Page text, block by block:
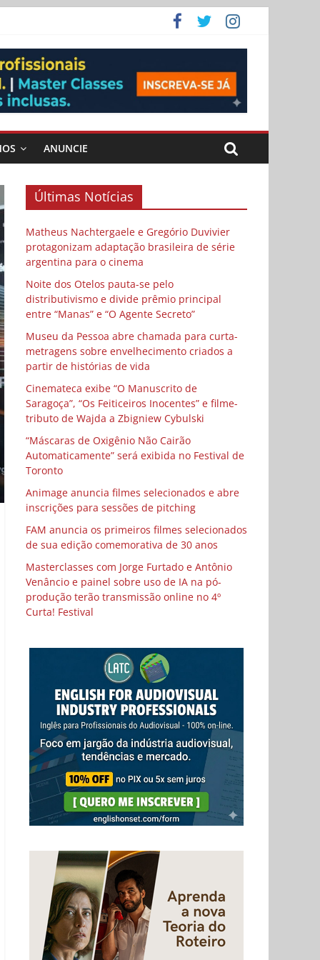
Cybulski
vida
ANUNCIE
Últimas Notícias
Matheus Nachtergaele e Gregório Duvivier
protagonizam adaptação brasileira de série
argentina para o cinema
Noite dos Otelos pauta-se pelo
distributivismo e divide prêmio principal
entre “Manas” e “O Agente Secreto”
Museu da Pessoa abre chamada para curta-
metragens sobre envelhecimento criados a
partir de histórias de vida
Cinemateca exibe “O Manuscrito de
Saragoça”, “Os Feiticeiros Inocentes” e filme-
tributo de Wajda a Zbigniew Cybulski
“Máscaras de Oxigênio Não Cairão
Automaticamente” será exibida no Festival de
Toronto
Animage anuncia filmes selecionados e abre
inscrições para sessões de pitching
FAM anuncia os primeiros filmes selecionados
de sua edição comemorativa de 30 anos
Masterclasses com Jorge Furtado e Antônio
Venâncio e painel sobre uso de IA na pó-
produção terão transmissão online no 4º
Curta! Festival